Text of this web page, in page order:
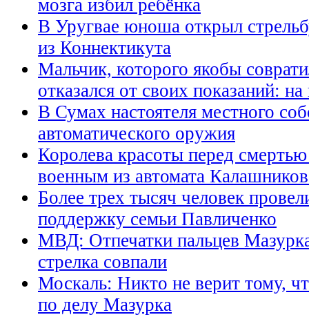
мозга избил ребёнка
В Уругвае юноша открыл
из Коннектикута
Мальчик, которого якобы
отказался от своих показаний:
В Сумах настоятеля местного
автоматического оружия
Королева красоты перед смертью
военным из автомата
Более трех тысяч человек
поддержку семьи Павличенко
МВД: Отпечатки пальцев
стрелка совпали
Москаль: Никто не верит тому,
по делу Мазурка